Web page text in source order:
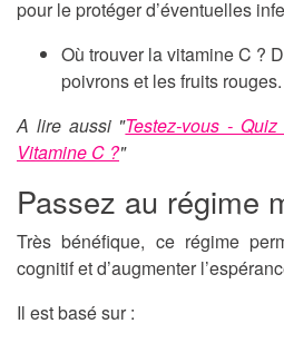
pour le protéger d’éventuelles
Où trouver la vitamine C ?
poivrons et les fruits rouges.
A lire aussi "Testez-vous -
Vitamine C ?"
Passez au régime
Très bénéfique, ce régime
cognitif et d’augmenter
Il est basé sur :